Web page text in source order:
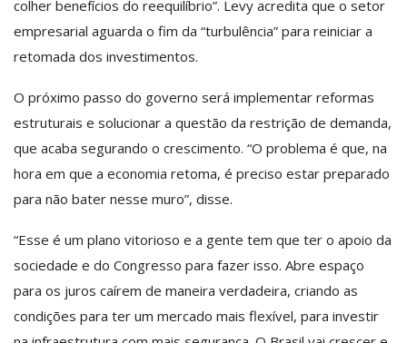
colher benefícios do reequilíbrio”. Levy acredita que o setor
empresarial aguarda o fim da “turbulência” para reiniciar a
retomada dos investimentos.
O próximo passo do governo será implementar reformas
estruturais e solucionar a questão da restrição de demanda,
que acaba segurando o crescimento. “O problema é que, na
hora em que a economia retoma, é preciso estar preparado
para não bater nesse muro”, disse.
“Esse é um plano vitorioso e a gente tem que ter o apoio da
sociedade e do Congresso para fazer isso. Abre espaço
para os juros caírem de maneira verdadeira, criando as
condições para ter um mercado mais flexível, para investir